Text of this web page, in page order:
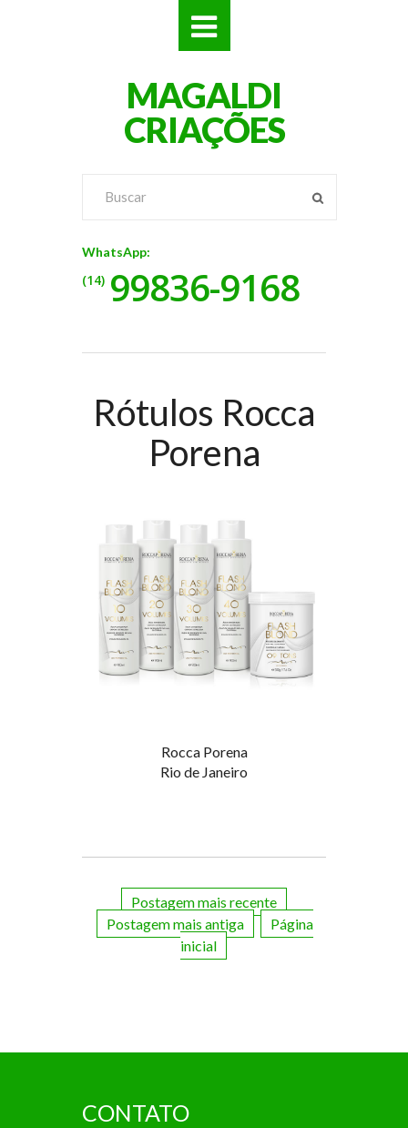
MAGALDI
CRIAÇÕES
WhatsApp:
(14) 99836-9168
Rótulos Rocca
Porena
Rocca Porena
Rio de Janeiro
Postagem mais recente
Postagem mais antiga
Página
inicial
CONTATO